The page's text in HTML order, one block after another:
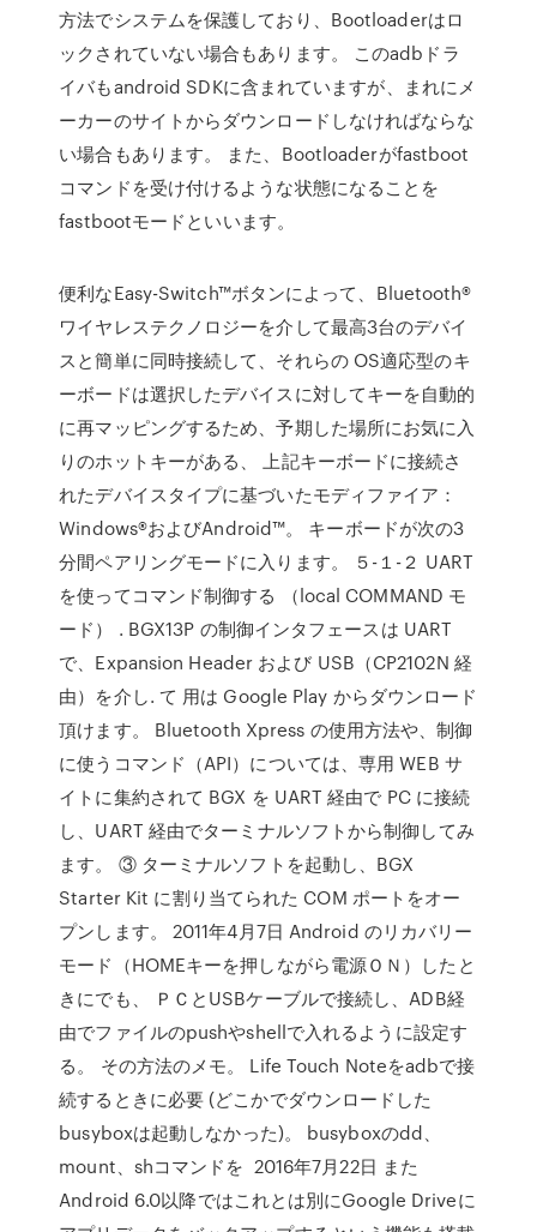
方法でシステムを保護しており、Bootloaderはロ
ックされていない場合もあります。 このadbドラ
イバもandroid SDKに含まれていますが、まれにメ
ーカーのサイトからダウンロードしなければならな
い場合もあります。 また、Bootloaderがfastboot
コマンドを受け付けるような状態になることを
fastbootモードといいます。
便利なEasy-Switch™ボタンによって、Bluetooth®
ワイヤレステクノロジーを介して最高3台のデバイ
スと簡単に同時接続して、それらの OS適応型のキ
ーボードは選択したデバイスに対してキーを自動的
に再マッピングするため、予期した場所にお気に入
りのホットキーがある、 上記キーボードに接続さ
れたデバイスタイプに基づいたモディファイア：
Windows®およびAndroid™。 キーボードが次の3
分間ペアリングモードに入ります。 ５-１-２ UART
を使ってコマンド制御する （local COMMAND モ
ード） . BGX13P の制御インタフェースは UART
で、Expansion Header および USB（CP2102N 経
由）を介し. て 用は Google Play からダウンロード
頂けます。 Bluetooth Xpress の使用方法や、制御
に使うコマンド（API）については、専用 WEB サ
イトに集約されて BGX を UART 経由で PC に接続
し、UART 経由でターミナルソフトから制御してみ
ます。 ③ ターミナルソフトを起動し、BGX
Starter Kit に割り当てられた COM ポートをオー
プンします。 2011年4月7日 Android のリカバリー
モード（HOMEキーを押しながら電源ＯＮ）したと
きにでも、 ＰＣとUSBケーブルで接続し、ADB経
由でファイルのpushやshellで入れるように設定す
る。 その方法のメモ。 Life Touch Noteをadbで接
続するときに必要 (どこかでダウンロードした
busyboxは起動しなかった)。 busyboxのdd、
mount、shコマンドを 2016年7月22日 また
Android 6.0以降ではこれとは別にGoogle Driveに